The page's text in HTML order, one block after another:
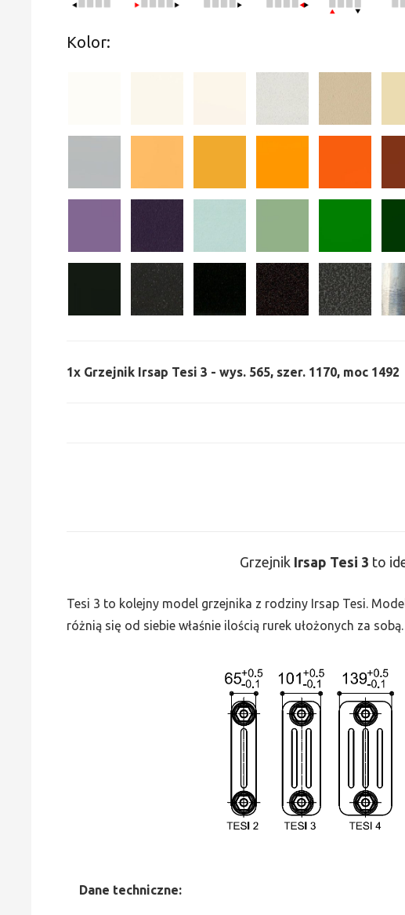
Kolor:
1x Grzejnik Irsap Tesi 3 - wys. 565, szer. 1170, moc 1492
Grzejnik Irsap Tesi 3 to
Tesi 3 to kolejny model grzejnika z rodziny Irsap Tesi.
różnią się od siebie właśnie ilością rurek ułożonych za sobą.
Dane techniczne: